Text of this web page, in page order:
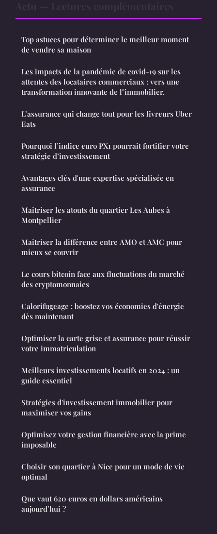
Top astuces pour déterminer le meilleur moment
de vendre sa maison
Les impacts de la pandémie de covid-19 sur les
attentes des locataires commerciaux : vers une
transformation innovante de l"immobilier.
L’assurance qui change tout pour les livreurs Uber
Eats
Pourquoi l’indice euro PX1 pourrait fortifier votre
stratégie d’investissement
Avantages clés d'une expertise spécialisée en
assurance
Maîtriser les atouts du quartier Les Aubes à
Montpellier
Maîtriser la différence entre AMO et AMC pour
mieux se couvrir
Le cours bitcoin face aux fluctuations du marché
des cryptomonnaies
Calorifugeage : boostez vos économies d'énergie
dès maintenant
Optimiser la carte grise et assurance pour réussir
votre immatriculation
Meilleurs investissements locatifs en 2024 : un
guide essentiel
Stratégies d'investissement immobilier pour
maximiser vos gains
Optimisez votre gestion financière avec la prime
imposable
Choisir son quartier à Nice pour un mode de vie
optimal
Que vaut 620 euros en dollars américains
aujourd’hui ?